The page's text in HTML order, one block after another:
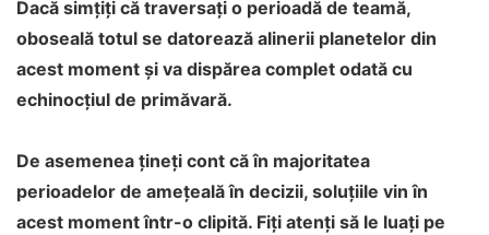
Dacă simțiți că traversați o perioadă de teamă,
oboseală totul se datorează alinerii planetelor din
acest moment și va dispărea complet odată cu
echinocțiul de primăvară.
De asemenea țineți cont că în majoritatea
perioadelor de amețeală în decizii, soluțiile vin în
acest moment într-o clipită. Fiți atenți să le luați pe